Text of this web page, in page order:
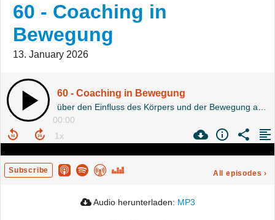
60 - Coaching in
Bewegung
13. January 2026
60 - Coaching in Bewegung
00:00
Subscribe All episodes ›
Audio herunterladen: MP3